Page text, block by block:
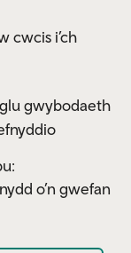
cwcis i’ch
gwybodaeth
o’n gwefan